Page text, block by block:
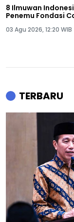
8 Ilmuwan
Penemu Fondasi
03 Agu 2026, 12:20 WIB
TERBARU